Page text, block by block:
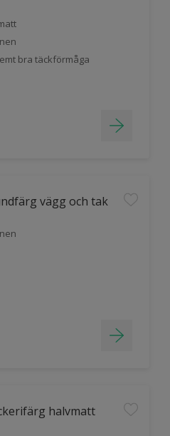
bra täckförmåga
vägg och tak
halvmatt